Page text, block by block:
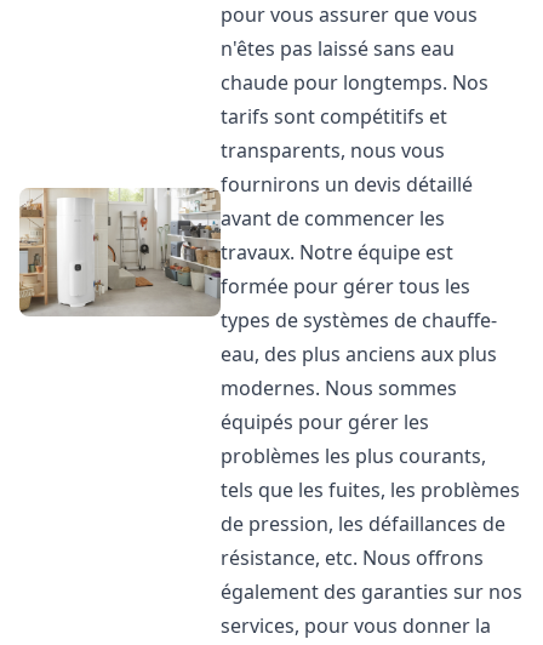
pour vous assurer que vous
n'êtes pas laissé sans eau
chaude pour longtemps. Nos
tarifs sont compétitifs et
transparents, nous vous
fournirons un devis détaillé
avant de commencer les
travaux. Notre équipe est
formée pour gérer tous les
types de systèmes de chauffe-
eau, des plus anciens aux plus
modernes. Nous sommes
équipés pour gérer les
problèmes les plus courants,
tels que les fuites, les problèmes
de pression, les défaillances de
résistance, etc. Nous offrons
également des garanties sur nos
services, pour vous donner la